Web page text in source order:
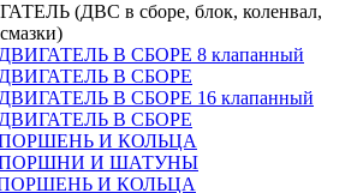
(ДВС в сборе, блок, коленвал,
ДВИГАТЕЛЬ В СБОРЕ 8 клапанный
ДВИГАТЕЛЬ В СБОРЕ
ДВИГАТЕЛЬ В СБОРЕ 16 клапанный
ДВИГАТЕЛЬ В СБОРЕ
ПОРШЕНЬ И КОЛЬЦА
ПОРШНИ И ШАТУНЫ
ПОРШЕНЬ И КОЛЬЦА